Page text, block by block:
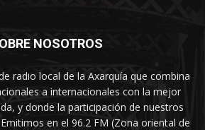
NOSOTROS
radio local de la Axarquía que combina
a internacionales con la mejor
y donde la participación de nuestros
en el 96.2 FM (Zona oriental de